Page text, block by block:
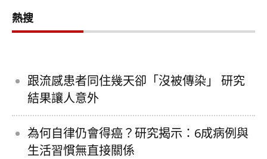
熱搜
跟流感患者同住幾天卻「沒被傳染」 研究
結果讓人意外
為何自律仍會得癌？研究揭示：6成病例與
生活習慣無直接關係